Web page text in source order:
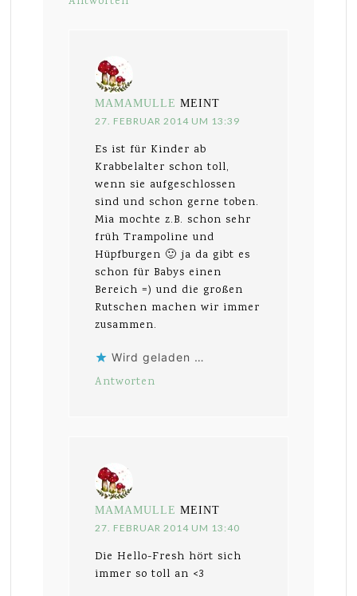
MAMAMULLE MEINT
27. FEBRUAR 2014 UM 13:39
Es ist für Kinder ab
Krabbelalter schon toll,
wenn sie aufgeschlossen
sind und schon gerne toben.
Mia mochte z.B. schon sehr
früh Trampoline und
Hüpfburgen 🙂 ja da gibt es
schon für Babys einen
Bereich =) und die großen
Rutschen machen wir immer
zusammen.
Wird geladen …
Antworten
MAMAMULLE MEINT
27. FEBRUAR 2014 UM 13:40
Die Hello-Fresh hört sich
immer so toll an <3